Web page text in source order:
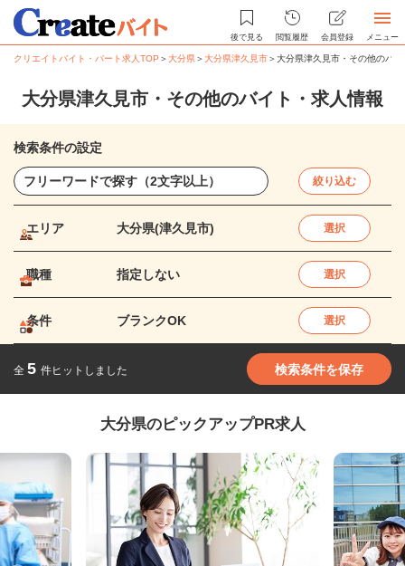
後で見る 閲覧履歴 会員登録 メニュー
クリエイトバイト・パート求人TOP ＞大分県＞大分県津久見市＞大分県津久見市・その他のバ
大分県津久見市・その他のバイト・求人情報
検索条件の設定
絞り込む
エリア 大分県(津久見市) 選択
職種 指定しない 選択
条件 ブランクOK 選択
全 5 件ヒットしました 検索条件を保存
大分県のピックアップPR求人